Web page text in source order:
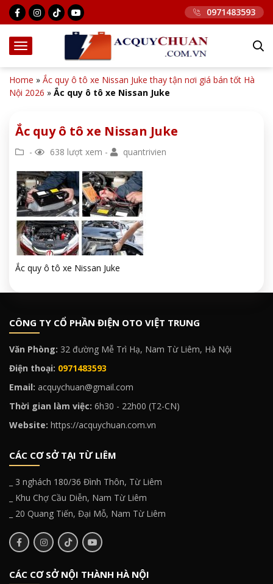
0971483593
Home » Ắc quy ô tô xe Nissan Juke thay tận nơi giá bán tốt Hà
Nội 2026 » Ắc quy ô tô xe Nissan Juke
Ắc quy ô tô xe Nissan Juke
- 638 lượt xem - quantrivien
Ắc quy ô tô xe Nissan Juke
CÔNG TY CỔ PHẦN ĐIỆN OTO VIỆT TRUNG
Văn Phòng: 32 đường Mễ Trì Hạ, Nam Từ Liêm, Hà Nội
Điện thoại: 0971483593
Email: acquychuan@gmail.com
Thời gian làm việc: 6h30 - 22h00 (T2-CN)
Website: https://acquychuan.com.vn
CÁC CƠ SỞ TẠI TỪ LIÊM
_ 3 nghách 180/36 Đình Thôn, Từ Liêm
_ Khu Chợ Cầu Diễn, Nam Từ Liêm
_ 20 Quang Tiến, Đại Mỗ, Nam Từ Liêm
CÁC CƠ SỞ NỘI THÀNH HÀ NỘI